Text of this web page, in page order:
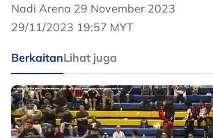
Nadi Arena 29 November 2023
29/11/2023 19:57 MYT
BerkaitanLihat juga